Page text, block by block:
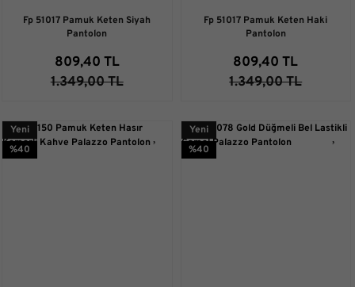
Fp 51017 Pamuk Keten Siyah
Pantolon
809,40 TL
1.349,00 TL
Fp 51017 Pamuk Keten Haki
Pantolon
809,40 TL
1.349,00 TL
Yeni
%40
Yeni
%40